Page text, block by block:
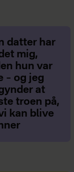
datter har
mig,
hun var
– og jeg
at
troen på,
kan blive